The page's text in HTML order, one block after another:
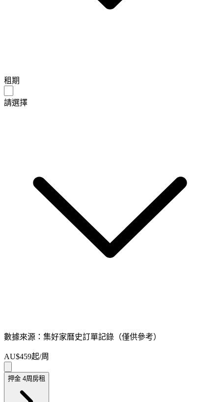
租期
請選擇
數據來源：集好家曆史訂單記錄（僅供參考）
AU$459起/周
押金 4周房租